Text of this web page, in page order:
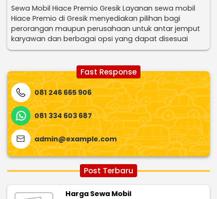
Sewa Mobil Hiace Premio Gresik Layanan sewa mobil
Hiace Premio di Gresik menyediakan pilihan bagi
perorangan maupun perusahaan untuk antar jemput
karyawan dan berbagai opsi yang dapat disesuai
Fast Response
081 246 665 906
081 334 603 687
admin@example.com
Post Terbaru
Harga Sewa Mobil